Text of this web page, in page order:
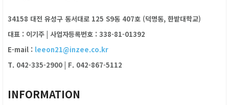
34158 대전 유성구 동서대로 125 S9동 407호 (덕명동, 한밭대학교)
대표 : 이기주 | 사업자등록번호 : 338-81-01392
E-mail : leeon21@inzee.co.kr
T. 042-335-2900 | F. 042-867-5112
INFORMATION